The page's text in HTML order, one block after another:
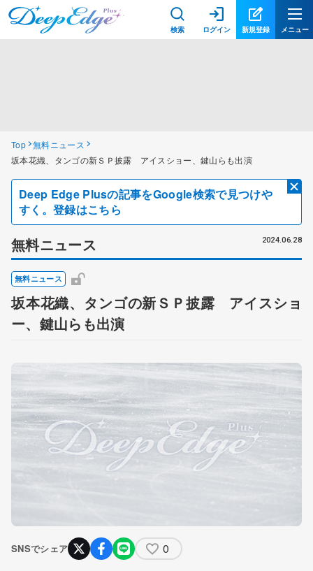
検索 ログイン 新規登録 メニュー
Top 無料ニュース
坂本花織、タンゴの新ＳＰ披露 アイスショー、鍵山らも出演
Deep Edge Plusの記事をGoogle検索で見つけや
すく。登録はこちら
無料ニュース 2024.06.28
無料ニュース
坂本花織、タンゴの新ＳＰ披露 アイスショ
ー、鍵山らも出演
SNSでシェア 0